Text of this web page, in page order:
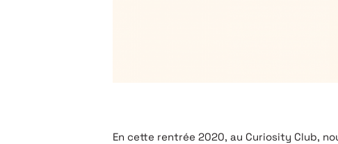
En cette rentrée 2020, au Curiosity Club,